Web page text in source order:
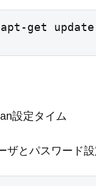
get update
設定タイム
ザとパスワード設